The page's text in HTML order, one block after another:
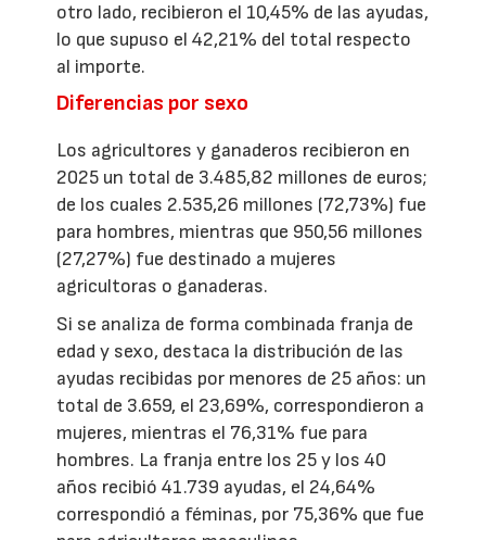
otro lado, recibieron el 10,45% de las ayudas,
lo que supuso el 42,21% del total respecto
al importe.
Diferencias por sexo
Los agricultores y ganaderos recibieron en
2025 un total de 3.485,82 millones de euros;
de los cuales 2.535,26 millones (72,73%) fue
para hombres, mientras que 950,56 millones
(27,27%) fue destinado a mujeres
agricultoras o ganaderas.
Si se analiza de forma combinada franja de
edad y sexo, destaca la distribución de las
ayudas recibidas por menores de 25 años: un
total de 3.659, el 23,69%, correspondieron a
mujeres, mientras el 76,31% fue para
hombres. La franja entre los 25 y los 40
años recibió 41.739 ayudas, el 24,64%
correspondió a féminas, por 75,36% que fue